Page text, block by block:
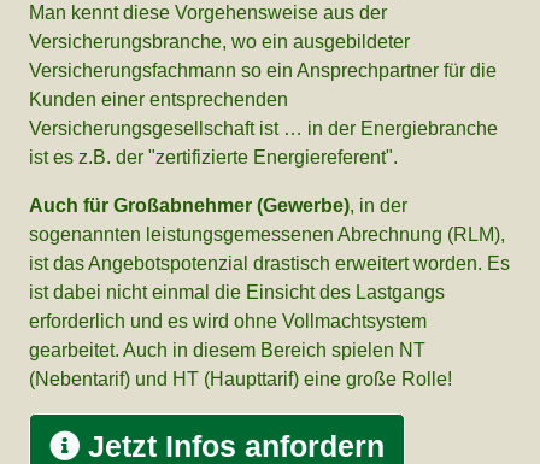
Man kennt diese Vorgehensweise aus der
Versicherungsbranche, wo ein ausgebildeter
Versicherungsfachmann so ein Ansprechpartner für die
Kunden einer entsprechenden
Versicherungsgesellschaft ist … in der Energiebranche
ist es z.B. der "zertifizierte Energiereferent".
Auch für Großabnehmer (Gewerbe), in der
sogenannten leistungsgemessenen Abrechnung (RLM),
ist das Angebotspotenzial drastisch erweitert worden. Es
ist dabei nicht einmal die Einsicht des Lastgangs
erforderlich und es wird ohne Vollmachtsystem
gearbeitet. Auch in diesem Bereich spielen NT
(Nebentarif) und HT (Haupttarif) eine große Rolle!
Jetzt Infos anfordern